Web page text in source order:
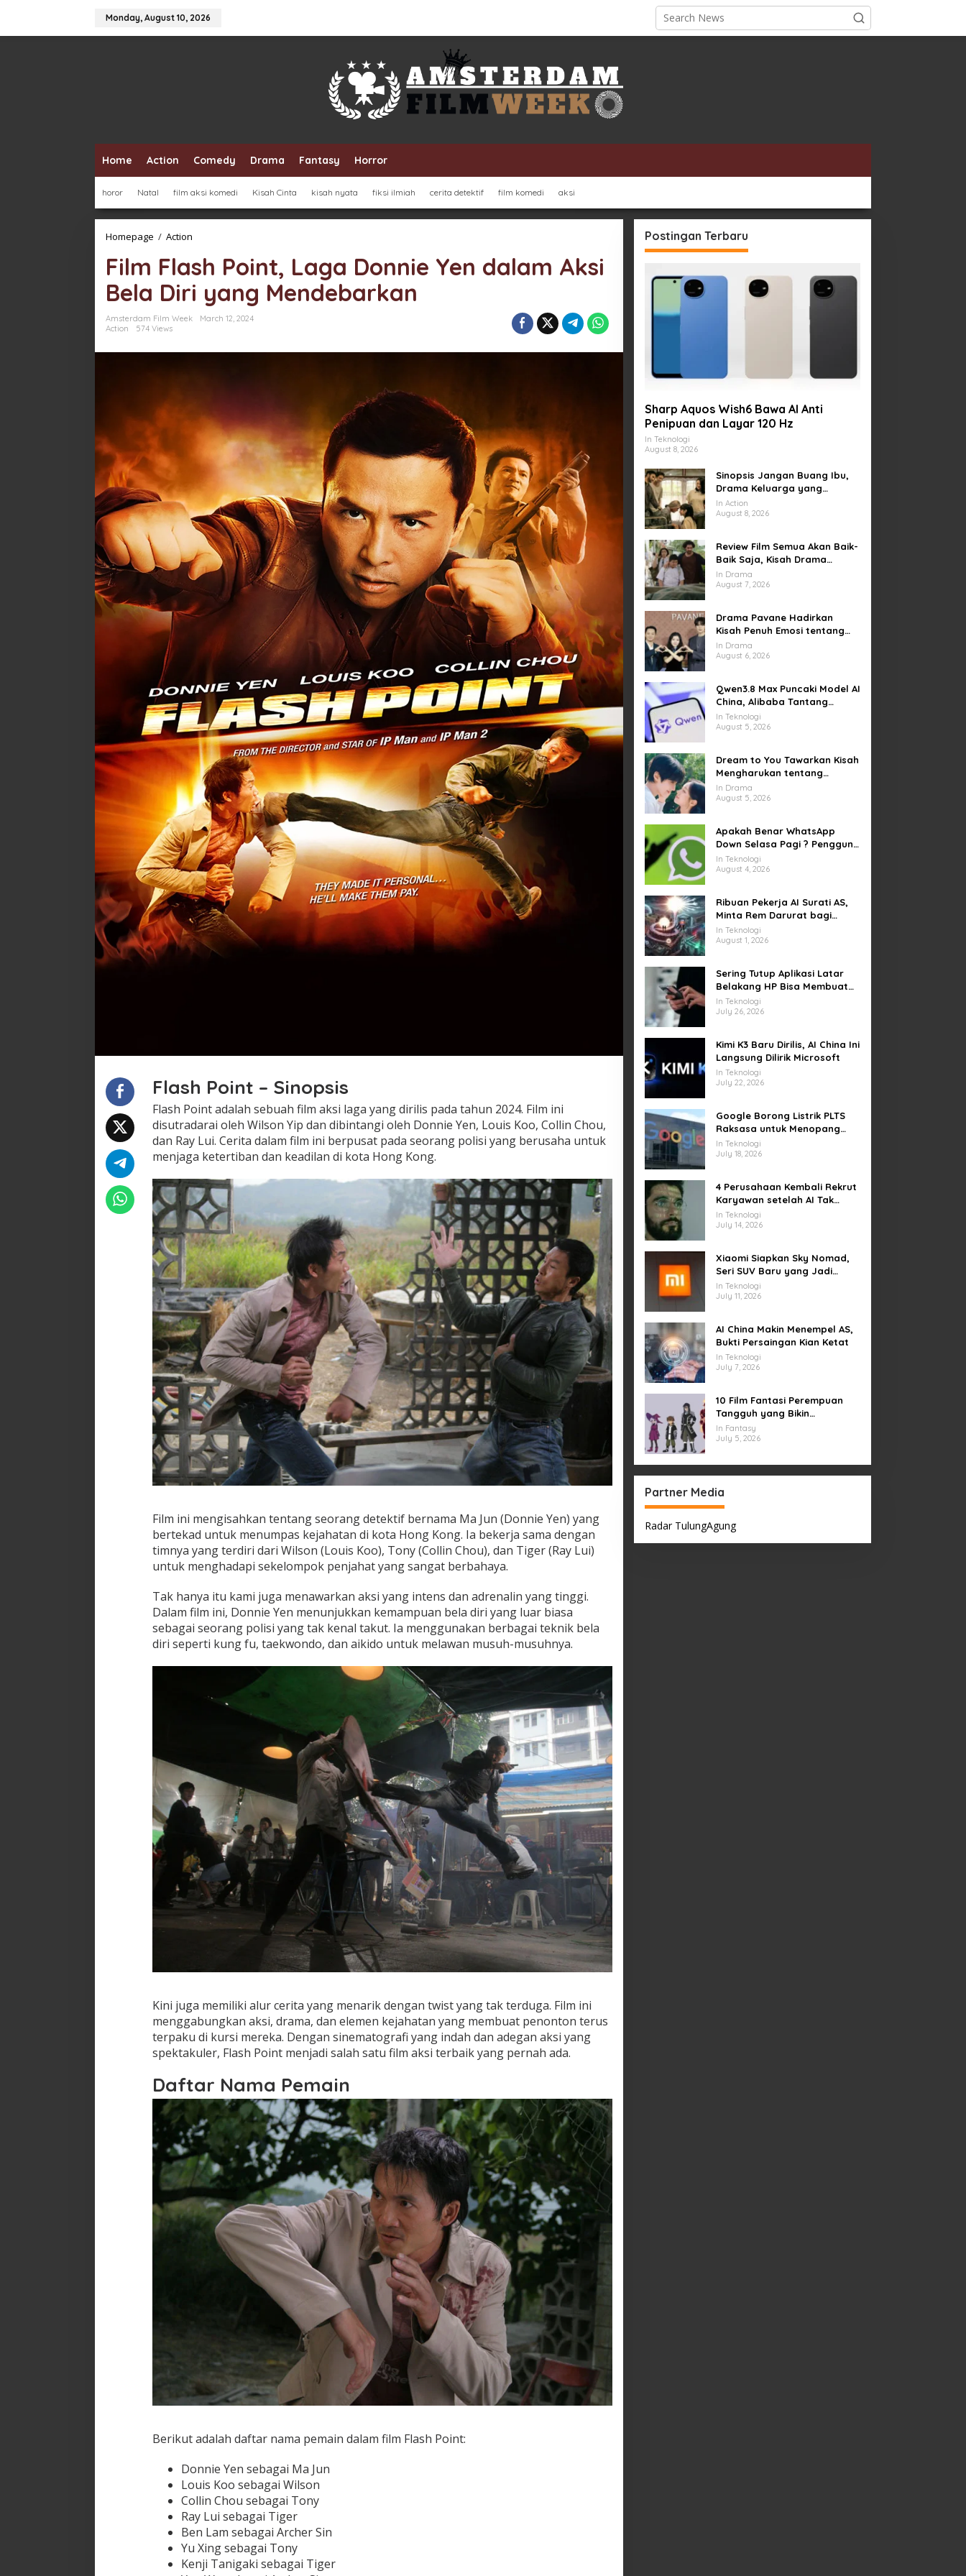
Monday, August 10, 2026
Home Action Comedy Drama Fantasy Horror
horor Natal film aksi komedi Kisah Cinta kisah nyata fiksi ilmiah cerita detektif film komedi aksi
Homepage / Action
Point,
Laga
Donnie
Yen
dalam
Diri
Film Flash Point, Laga Donnie Yen dalam Aksi
Bela Diri yang Mendebarkan
Amsterdam Film Week
March 12, 2024
Action
574 Views
Flash Point – Sinopsis
Flash Point adalah sebuah film aksi laga yang dirilis pada tahun 2024. Film ini
disutradarai oleh Wilson Yip dan dibintangi oleh Donnie Yen, Louis Koo, Collin Chou,
dan Ray Lui. Cerita dalam film ini berpusat pada seorang polisi yang berusaha untuk
menjaga ketertiban dan keadilan di kota Hong Kong.
Film ini mengisahkan tentang seorang detektif bernama Ma Jun (Donnie Yen) yang
bertekad untuk menumpas kejahatan di kota Hong Kong. Ia bekerja sama dengan
timnya yang terdiri dari Wilson (Louis Koo), Tony (Collin Chou), dan Tiger (Ray Lui)
untuk menghadapi sekelompok penjahat yang sangat berbahaya.
Tak hanya itu kami juga menawarkan aksi yang intens dan adrenalin yang tinggi.
Dalam film ini, Donnie Yen menunjukkan kemampuan bela diri yang luar biasa
sebagai seorang polisi yang tak kenal takut. Ia menggunakan berbagai teknik bela
diri seperti kung fu, taekwondo, dan aikido untuk melawan musuh-musuhnya.
Kini juga memiliki alur cerita yang menarik dengan twist yang tak terduga. Film ini
menggabungkan aksi, drama, dan elemen kejahatan yang membuat penonton terus
terpaku di kursi mereka. Dengan sinematografi yang indah dan adegan aksi yang
spektakuler, Flash Point menjadi salah satu film aksi terbaik yang pernah ada.
Daftar Nama Pemain
Berikut adalah daftar nama pemain dalam film Flash Point:
Donnie Yen sebagai Ma Jun
Louis Koo sebagai Wilson
Collin Chou sebagai Tony
Ray Lui sebagai Tiger
Ben Lam sebagai Archer Sin
Yu Xing sebagai Tony
Kenji Tanigaki sebagai Tiger
Postingan Terbaru
Sharp Aquos Wish6 Bawa AI Anti
Penipuan dan Layar 120 Hz
In Teknologi
August 8, 2026
Sinopsis Jangan Buang Ibu,
Drama Keluarga yang
Menyentuh tentang Kasih
Sayang dan Bakti kepada
In Action
August 8, 2026
Review Film Semua Akan Baik-
Baik Saja, Kisah Drama
Keluarga yang Sarat Makna
tentang Kehilangan dan
In Drama
August 7, 2026
Drama Pavane Hadirkan
Kisah Penuh Emosi tentang
Cinta, Penyesalan, dan
Kesempatan Memulai Kembali
In Drama
August 6, 2026
Qwen3.8 Max Puncaki Model AI
China, Alibaba Tantang
Pemain Global
In Teknologi
August 5, 2026
Dream to You Tawarkan Kisah
Mengharukan tentang
Perjuangan Meraih Mimpi
yang Sempat Tertunda
In Drama
August 5, 2026
Apakah Benar WhatsApp
Down Selasa Pagi ? Pengguna
Kesulitan Kirim Gambar dan
Video di Sejumlah Wilayah
In Teknologi
August 4, 2026
Ribuan Pekerja AI Surati AS,
Minta Rem Darurat bagi
Teknologi Canggih
In Teknologi
August 1, 2026
Sering Tutup Aplikasi Latar
Belakang HP Bisa Membuat
Baterai Lebih Boros
In Teknologi
July 26, 2026
Kimi K3 Baru Dirilis, AI China Ini
Langsung Dilirik Microsoft
In Teknologi
July 22, 2026
Google Borong Listrik PLTS
Raksasa untuk Menopang
Pusat Data dan AI
In Teknologi
July 18, 2026
4 Perusahaan Kembali Rekrut
Karyawan setelah AI Tak
Penuhi Harapan
In Teknologi
July 14, 2026
Xiaomi Siapkan Sky Nomad,
Seri SUV Baru yang Jadi
Sorotan Otomotif Dunia
In Teknologi
July 11, 2026
AI China Makin Menempel AS,
Bukti Persaingan Kian Ketat
In Teknologi
July 7, 2026
10 Film Fantasi Perempuan
Tangguh yang Bikin
Terinspirasi, Termasuk Damsel
In Fantasy
July 5, 2026
Partner Media
Radar TulungAgung